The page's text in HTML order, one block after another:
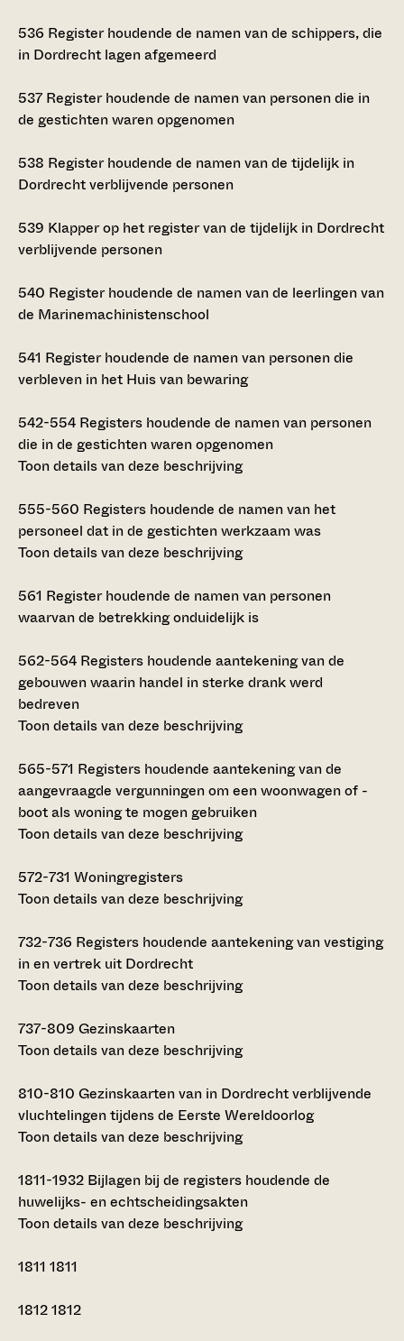
536 Register houdende de namen van de schippers, die
in Dordrecht lagen afgemeerd
537 Register houdende de namen van personen die in
de gestichten waren opgenomen
538 Register houdende de namen van de tijdelijk in
Dordrecht verblijvende personen
539 Klapper op het register van de tijdelijk in Dordrecht
verblijvende personen
540 Register houdende de namen van de leerlingen van
de Marinemachinistenschool
541 Register houdende de namen van personen die
verbleven in het Huis van bewaring
542-554 Registers houdende de namen van personen
die in de gestichten waren opgenomen
Toon details van deze beschrijving
555-560 Registers houdende de namen van het
personeel dat in de gestichten werkzaam was
Toon details van deze beschrijving
561 Register houdende de namen van personen
waarvan de betrekking onduidelijk is
562-564 Registers houdende aantekening van de
gebouwen waarin handel in sterke drank werd
bedreven
Toon details van deze beschrijving
565-571 Registers houdende aantekening van de
aangevraagde vergunningen om een woonwagen of -
boot als woning te mogen gebruiken
Toon details van deze beschrijving
572-731 Woningregisters
Toon details van deze beschrijving
732-736 Registers houdende aantekening van vestiging
in en vertrek uit Dordrecht
Toon details van deze beschrijving
737-809 Gezinskaarten
Toon details van deze beschrijving
810-810 Gezinskaarten van in Dordrecht verblijvende
vluchtelingen tijdens de Eerste Wereldoorlog
Toon details van deze beschrijving
1811-1932 Bijlagen bij de registers houdende de
huwelijks- en echtscheidingsakten
Toon details van deze beschrijving
1811 1811
18121812